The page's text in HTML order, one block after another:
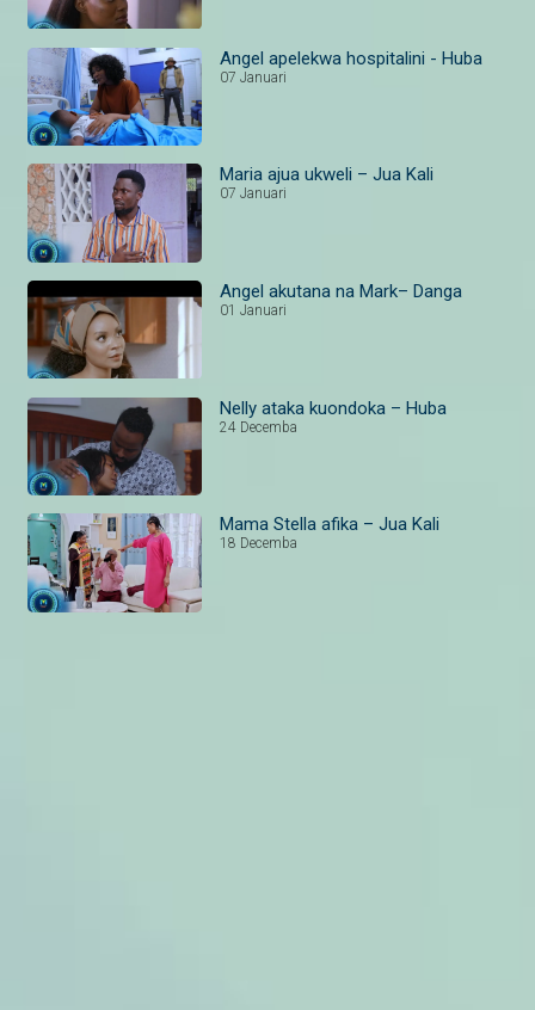
Angel apelekwa hospitalini - Huba
07 Januari
Maria ajua ukweli – Jua Kali
07 Januari
Angel akutana na Mark– Danga
01 Januari
Nelly ataka kuondoka – Huba
24 Decemba
Mama Stella afika – Jua Kali
18 Decemba